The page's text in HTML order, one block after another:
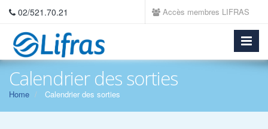
02/521.70.21 Accès membres LIFRAS
Calendrier des sorties
Home Calendrier des sorties